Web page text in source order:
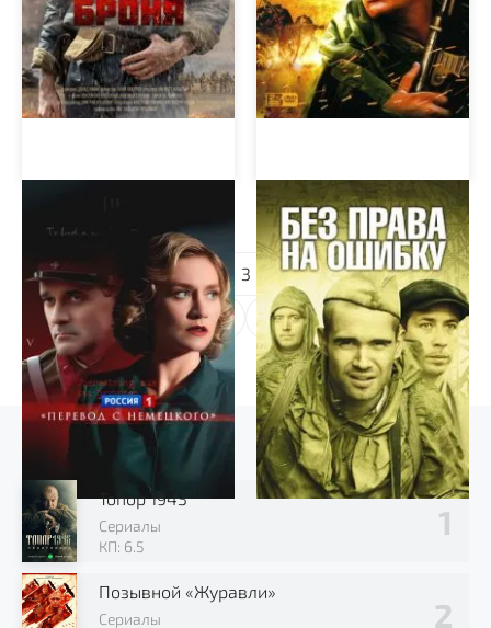
Без права на ошибку
1 2 3 ... 12
Выбор зрителя
Топор 1943
Сериалы
КП: 6.5
Позывной «Журавли»
Сериалы